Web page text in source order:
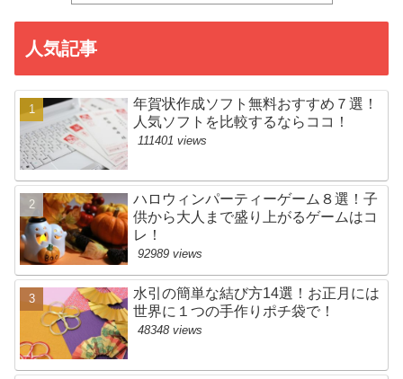
人気記事
年賀状作成ソフト無料おすすめ７選！
人気ソフトを比較するならココ！
111401 views
ハロウィンパーティーゲーム８選！子
供から大人まで盛り上がるゲームはコ
レ！
92989 views
水引の簡単な結び方14選！お正月には
世界に１つの手作りポチ袋で！
48348 views